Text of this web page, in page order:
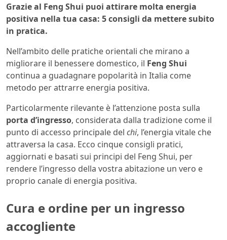
Grazie al Feng Shui puoi attirare molta energia
positiva nella tua casa: 5 consigli da mettere subito
in pratica.
Nell’ambito delle pratiche orientali che mirano a
migliorare il benessere domestico, il Feng Shui
continua a guadagnare popolarità in Italia come
metodo per attrarre energia positiva.
Particolarmente rilevante è l’attenzione posta sulla
porta d’ingresso, considerata dalla tradizione come il
punto di accesso principale del chi, l’energia vitale che
attraversa la casa. Ecco cinque consigli pratici,
aggiornati e basati sui principi del Feng Shui, per
rendere l’ingresso della vostra abitazione un vero e
proprio canale di energia positiva.
Cura e ordine per un ingresso
accogliente